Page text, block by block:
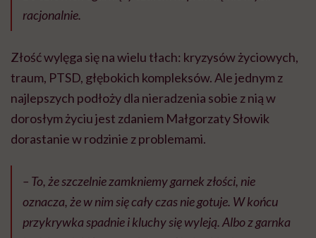
racjonalnie.
Złość wylęga się na wielu tłach: kryzysów życiowych,
traum, PTSD, głębokich kompleksów. Ale jednym z
najlepszych podłoży dla nieradzenia sobie z nią w
dorosłym życiu jest zdaniem Małgorzaty Słowik
dorastanie w rodzinie z problemami.
– To, że szczelnie zamkniemy garnek złości, nie
oznacza, że w nim się cały czas nie gotuje. W końcu
przykrywka spadnie i kluchy się wyleją. Albo z garnka